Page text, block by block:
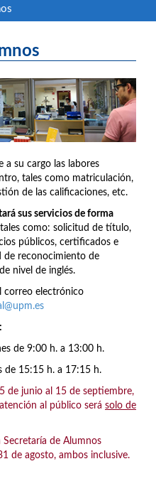
a su cargo las labores
tales como matriculación,
de las calificaciones, etc.
sus servicios de forma
como: solicitud de título,
públicos, certificados e
de reconocimiento de
nivel de inglés.
correo electrónico
de 9:00 h. a 13:00 h.
de 15:15 h. a 17:15 h.
de junio al 15 de septiembre,
al público será solo de
Secretaría de Alumnos
de agosto, ambos inclusive.